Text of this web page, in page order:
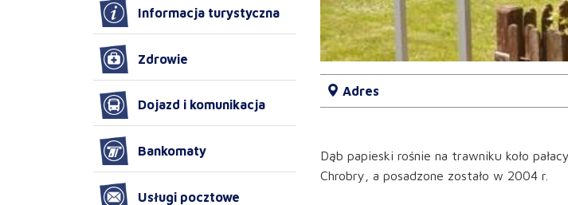
Adres
Dąb papieski rośnie na trawniku koło
Chrobry, a posadzone zostało w 2004 r.
Informacja turystyczna
Zdrowie
Dojazd i komunikacja
Bankomaty
Usługi pocztowe